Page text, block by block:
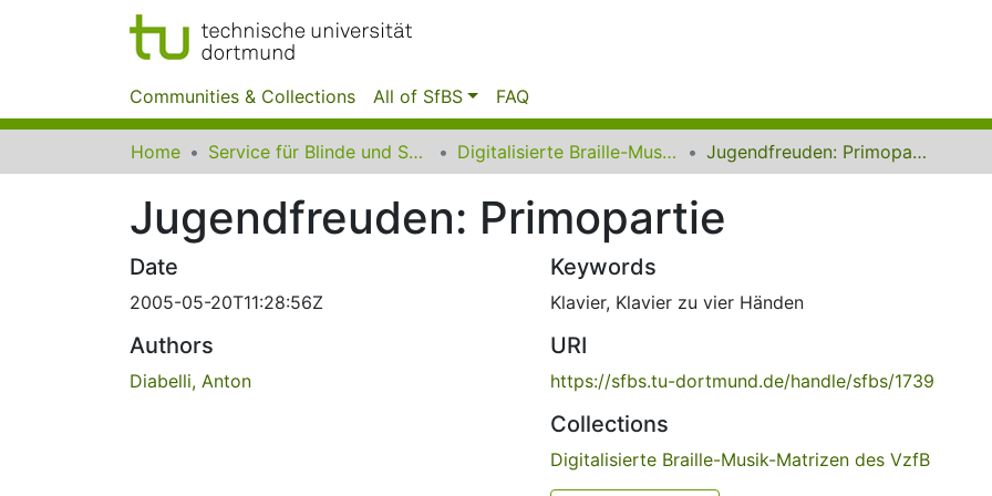
Communities & Collections All of SfBS FAQ
Home Service für Blinde und Sehbehinderte der UB Dortmund Digitalisierte Braille-Musik-Matrizen des VzfB Jugendfreuden: Primopartie
Jugendfreuden: Primopartie
Date
2005-05-20T11:28:56Z
Authors
Diabelli, Anton
Keywords
Klavier, Klavier zu vier Händen
URI
https://sfbs.tu-dortmund.de/handle/sfbs/1739
Collections
Digitalisierte Braille-Musik-Matrizen des VzfB